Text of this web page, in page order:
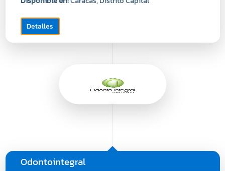
Detalles
Odontointegral